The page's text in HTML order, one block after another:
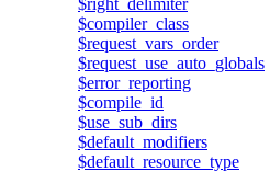
$right_delimiter
$compiler_class
$request_vars_order
$request_use_auto_globals
$error_reporting
$compile_id
$use_sub_dirs
$default_modifiers
$default_resource_type